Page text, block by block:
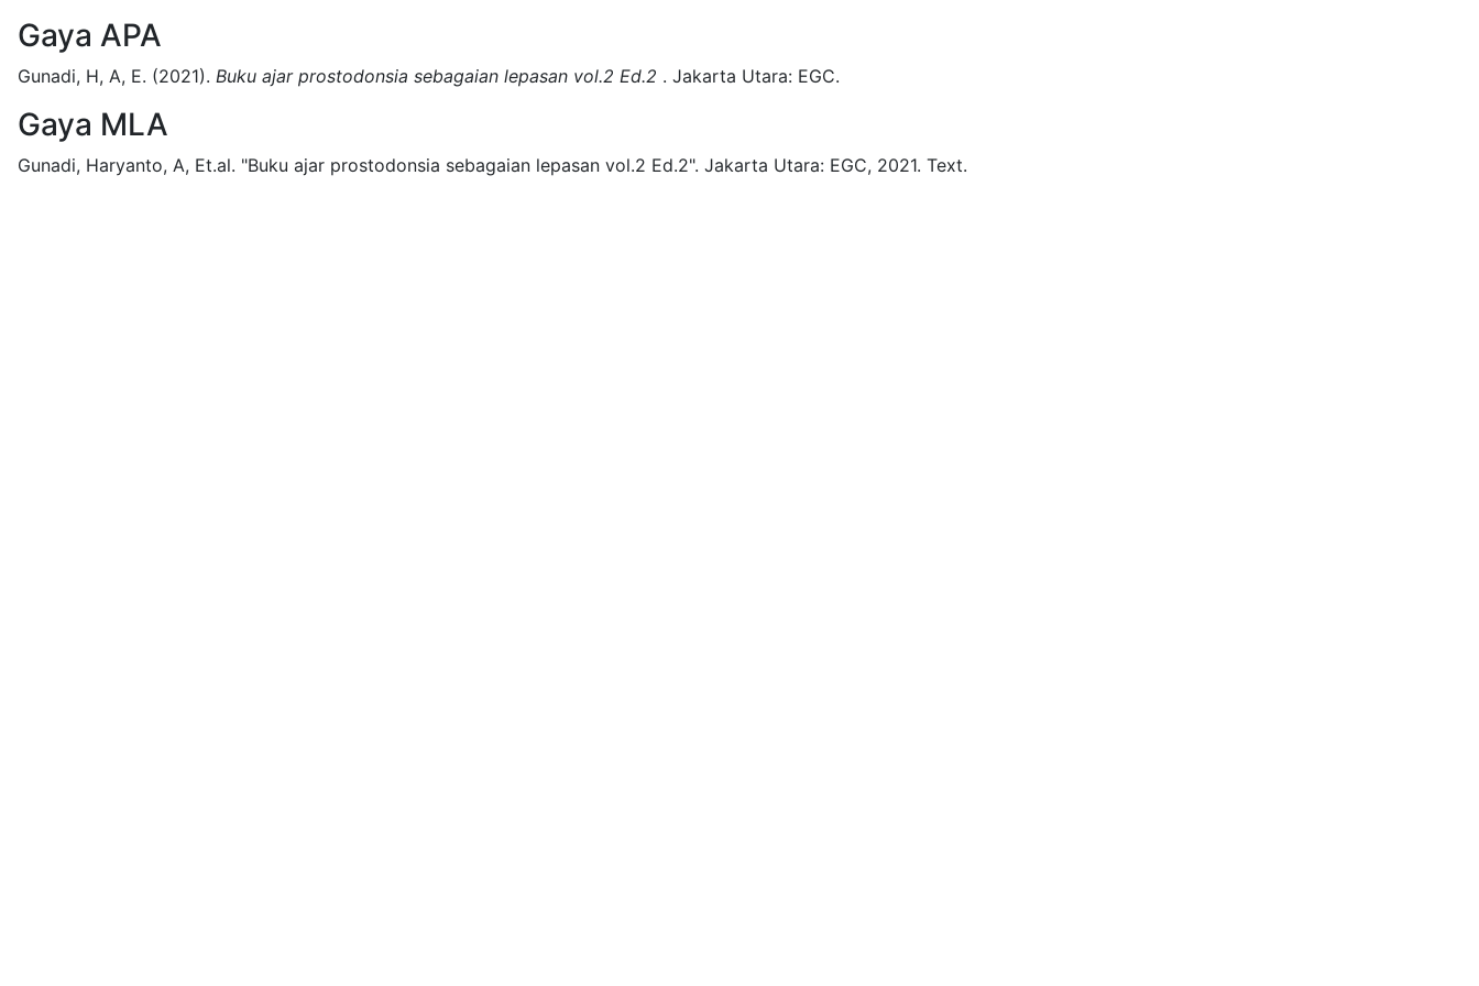
Gaya APA
Gunadi, H, A, E. (2021). Buku ajar prostodonsia sebagaian lepasan vol.2 Ed.2 . Jakarta Utara: EGC.
Gaya MLA
Gunadi, Haryanto, A, Et.al. "Buku ajar prostodonsia sebagaian lepasan vol.2 Ed.2". Jakarta Utara: EGC, 2021. Text.